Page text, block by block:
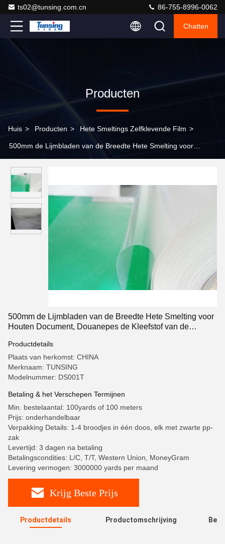
ts02@tunsing.com.cn 86-755-8996-0062
Chatten
Producten
Huis > Producten > Hete Smeltings Zelfklevende Film >
500mm de Lijmbladen van de Breedte Hete Smelting voor
500mm de Lijmbladen van de Breedte Hete Smelting voor
Houten Document, Douanepes de Kleefstof van de
Productdetails
Plaats van herkomst: CHINA
Merknaam: TUNSING
Modelnummer: DS001T
Betaling & het Verschepen Termijnen
Min. bestelaantal: 100yards of 100 meters
Prijs: onderhandelbaar
Verpakking Details: 1-4 broodjes in één doos, elk met zwarte pp-
zak
Levertijd: 3 dagen na betaling
Betalingscondities: L/C, T/T, Western Union, MoneyGram
Levering vermogen: 3000000 yards per maand
Krijg Beste Prijs
Productdetails Productomschrijving